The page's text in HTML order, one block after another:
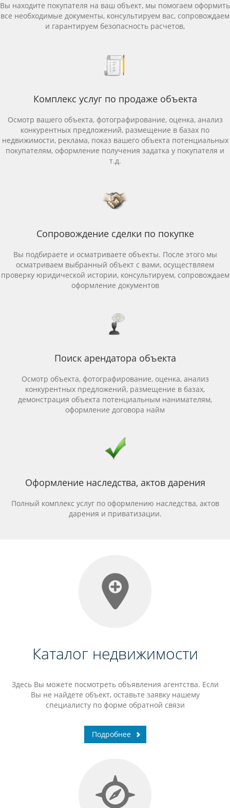
Вы находите покупателя на ваш объект, мы помогаем оформить
все необходимые документы, консультируем вас, сопровождаем
и гарантируем безопасность расчетов,
Комплекс услуг по продаже объекта
Осмотр вашего объекта, фотографирование, оценка, анализ
конкурентных предложений, размещение в базах по
недвижимости, реклама, показ вашего объекта потенциальных
покупателям, оформление получения задатка у покупателя и
т.д.
Сопровождение сделки по покупке
Вы подбираете и осматриваете объекты. После этого мы
осматриваем выбранный объект с вами, осуществляем
проверку юридической истории, консультируем, сопровождаем
оформление документов
Поиск арендатора объекта
Осмотр объекта, фотографирование, оценка, анализ
конкурентных предложений, размещение в базах,
демонстрация объекта потенциальным нанимателям,
оформление договора найм
Оформление наследства, актов дарения
Полный комплекс услуг по оформлению наследства, актов
дарения и приватизации.
Каталог недвижимости
Здесь Вы можете посмотреть объявления агентства. Если
Вы не найдете объект, оставьте заявку нашему
специалисту по форме обратной связи
Подробнее